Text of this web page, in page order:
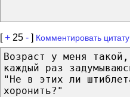
[+ 25 - ] Комментировать
Возраст у меня
каждый раз
"Не в этих ли
хоронить?"